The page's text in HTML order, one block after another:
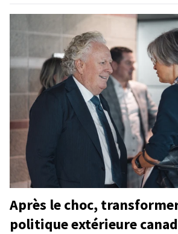
Après le choc,
politique extérieure